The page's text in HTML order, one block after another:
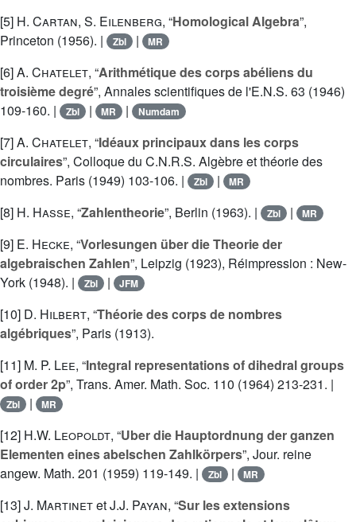
[5] H. Cartan, S. Eilenberg, “Homological Algebra”,
Princeton (1956). |
Zbl | MR
[6]A. Chatelet, “Arithmétique des corps abéliens du
troisième degré”, Annales scientifiques de l'E.N.S. 63 (1946)
109-160. |
Zbl | MR | Numdam
[7]A. Chatelet, “Idéaux principaux dans les corps
circulaires”, Colloque du C.N.R.S. Algèbre et théorie des
nombres. Paris (1949) 103-106. |
Zbl | MR
[8] H. Hasse, “Zahlentheorie”, Berlin (1963). | Zbl | MR
[9] E. Hecke, “Vorlesungen über die Theorie der
algebraischen Zahlen”, Leipzig (1923), Réimpression : New-
York (1948). |
Zbl | JFM
[10] D. Hilbert, “Théorie des corps de nombres
algébriques”, Paris (1913).
[11] M. P. Lee, “Integral representations of dihedral groups
of order 2p”, Trans. Amer. Math. Soc. 110 (1964) 213-231. |
Zbl | MR
[12] H.W. Leopoldt, “Uber die Hauptordnung der ganzen
Elementen eines abelschen Zahlkörpers”, Jour. reine
angew. Math. 201 (1959) 119-149. |
Zbl | MR
[13]J. MartinetetJ.J. Payan, “Sur les extensions